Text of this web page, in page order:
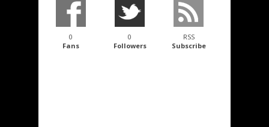
0
Fans
0
Followers
RSS
Subscribe